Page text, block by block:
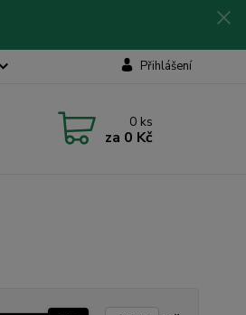
Přihlášení
0 ks
za 0 Kč